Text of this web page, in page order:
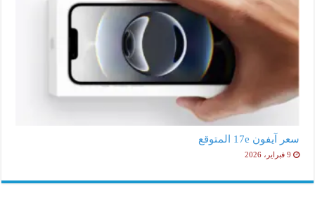
سعر آيفون 17e المتوقع
9 فبراير، 2026